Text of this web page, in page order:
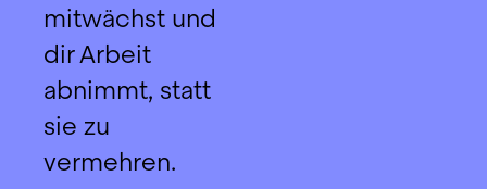
mitwächst und
dir Arbeit
abnimmt, statt
sie zu
vermehren.